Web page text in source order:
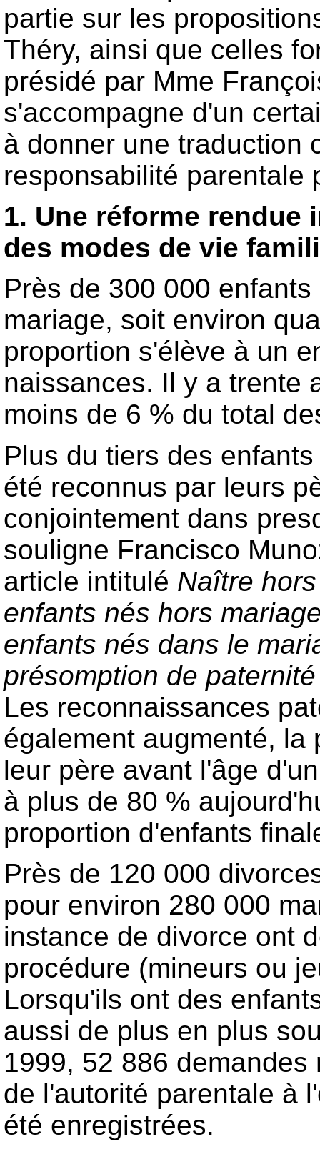
partie sur les
Théry, ainsi que celles
présidé par Mme
s'accompagne d'un
à donner une traduction
responsabilité parentale
1. Une réforme
des modes de vie
Près de 300 000
mariage, soit environ
proportion s'élève à un
naissances. Il y a trente
moins de 6 % du total
Plus du tiers des
été reconnus par leurs
conjointement dans
souligne Francisco
article intitulé Naître
enfants nés hors
enfants nés dans le
présomption de
Les reconnaissances
également augmenté, la
leur père avant l'âge
à plus de 80 %
proportion d'enfants
Près de 120 000
pour environ 280 000
instance de divorce ont
procédure (mineurs ou
Lorsqu'ils ont des
aussi de plus en plus
1999, 52 886
de l'autorité parentale à
été enregistrées.